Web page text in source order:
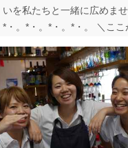
いを私たちと一緒に広めま
*・。*・。*・。*・。 ＼こ
ンセット船上BBQをはじめ
きます！ ＊＊ 当店につい
な地魚料理が自慢。 アルコ
安心できるような雰囲気が